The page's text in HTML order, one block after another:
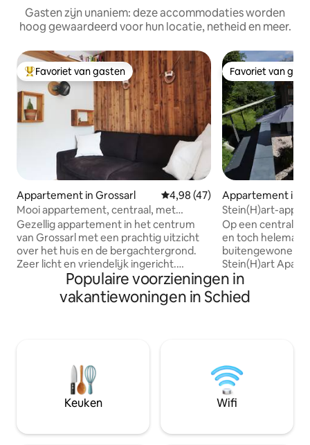
Gasten zijn unaniem: deze accommodaties worden
hoog gewaardeerd voor hun locatie, netheid en meer.
Topfavoriet van gasten
Favoriet van gasten
Appartement in Grossarl Gemiddelde beoordeling van
4,98 (47)
Mooi appartement, centraal, met
panoramisch uitzicht
Gezellig appartement in het centrum
van Grossarl met een prachtig uitzicht
over het huis en de bergachtergrond.
Zeer licht en vriendelijk ingericht.
Gewoon perfect voor een paar
rustgevende dagen voor ontspanning of
sportieve activiteiten. Ons mooie, kleine
douche, woonkamer met tv, wifi en je
slaapt in de Zwitserse stenen dennen
slaapkamer met comfortabel
tweepersoonsbed. Lokale belasting €
Favoriet van
Favoriet van
Appartement in
fen
Stein(H)art-
Op een centrale
en toch helemaal
buitengewone
Stein(H)art
wandeling
ongeveer 110m ²
Bischofshofen en
volle genieten
Binnenkort
en
Salzburger
Populaire voorzieningen in
vakantiewoningen in Schied
Keuken Wifi